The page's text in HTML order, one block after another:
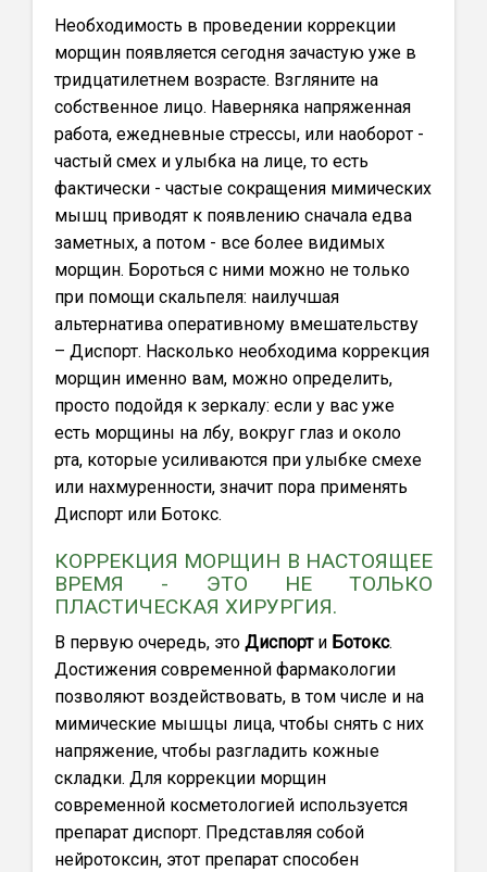
Необходимость в проведении коррекции
морщин появляется сегодня зачастую уже в
тридцатилетнем возрасте. Взгляните на
собственное лицо. Наверняка напряженная
работа, ежедневные стрессы, или наоборот -
частый смех и улыбка на лице, то есть
фактически - частые сокращения мимических
мышц приводят к появлению сначала едва
заметных, а потом - все более видимых
морщин. Бороться с ними можно не только
при помощи скальпеля: наилучшая
альтернатива оперативному вмешательству
– Диспорт. Насколько необходима коррекция
морщин именно вам, можно определить,
просто подойдя к зеркалу: если у вас уже
есть морщины на лбу, вокруг глаз и около
рта, которые усиливаются при улыбке смехе
или нахмуренности, значит пора применять
Диспорт или Ботокс.
КОРРЕКЦИЯ МОРЩИН В НАСТОЯЩЕЕ
ВРЕМЯ - ЭТО НЕ ТОЛЬКО
ПЛАСТИЧЕСКАЯ ХИРУРГИЯ.
В первую очередь, это Диспорти Ботокс.
Достижения современной фармакологии
позволяют воздействовать, в том числе и на
мимические мышцы лица, чтобы снять с них
напряжение, чтобы разгладить кожные
складки. Для коррекции морщин
современной косметологией используется
препарат диспорт. Представляя собой
нейротоксин, этот препарат способен